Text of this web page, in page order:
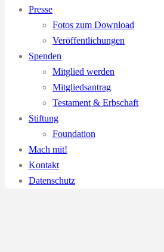
Presse
Fotos zum Download
Veröffentlichungen
Spenden
Mitglied werden
Mitgliedsantrag
Testament & Erbschaft
Stiftung
Foundation
Mach mit!
Kontakt
Datenschutz